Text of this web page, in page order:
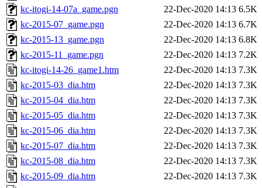
kc-itogi-14-07a_game.pgn
22-Dec-2020 14:13 6.5K
kc-2015-07_game.pgn
22-Dec-2020 14:13 6.7K
kc-2015-13_game.pgn
22-Dec-2020 14:13 6.8K
kc-2015-11_game.pgn
22-Dec-2020 14:13 7.2K
kc-itogi-14-26_game1.htm
22-Dec-2020 14:13 7.3K
kc-2015-03_dia.htm
22-Dec-2020 14:13 7.3K
kc-2015-04_dia.htm
22-Dec-2020 14:13 7.3K
kc-2015-05_dia.htm
22-Dec-2020 14:13 7.3K
kc-2015-06_dia.htm
22-Dec-2020 14:13 7.3K
kc-2015-07_dia.htm
22-Dec-2020 14:13 7.3K
kc-2015-08_dia.htm
22-Dec-2020 14:13 7.3K
kc-2015-09_dia.htm
22-Dec-2020 14:13 7.3K